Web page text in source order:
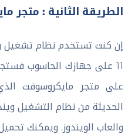
الطريقة الثانية : متجر
11 على جهازك الحاسوب
على متجر مايكروسوفت
الحديثة من نظام التشغيل